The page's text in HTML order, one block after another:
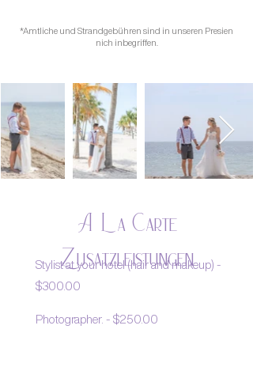
*Amtliche und Strandgebühren sind in unseren Presien
nich inbegriffen.
A La Carte
Zusatzleistungen
Stylist at your hotel (hair and makeup) -
$300.00
Photographer. - $250.00